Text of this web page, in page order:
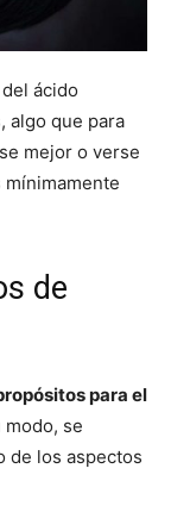
ácido
algo que para
mejor o verse
mínimamente
de
para el
modo, se
de los aspectos